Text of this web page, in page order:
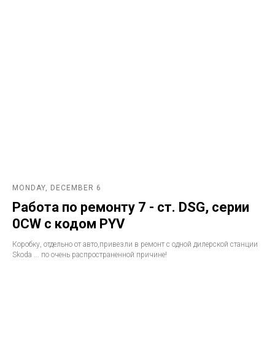
MONDAY, DECEMBER 6
Работа по ремонту 7 - ст. DSG, серии
0CW с кодом PYV
Коробку, отдельно от авто,привезли в ремонт с одной дилерской станции
Skoda ... по очень распространенной причине!